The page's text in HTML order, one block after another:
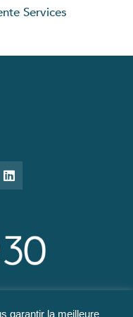
Services
garantir la meilleure